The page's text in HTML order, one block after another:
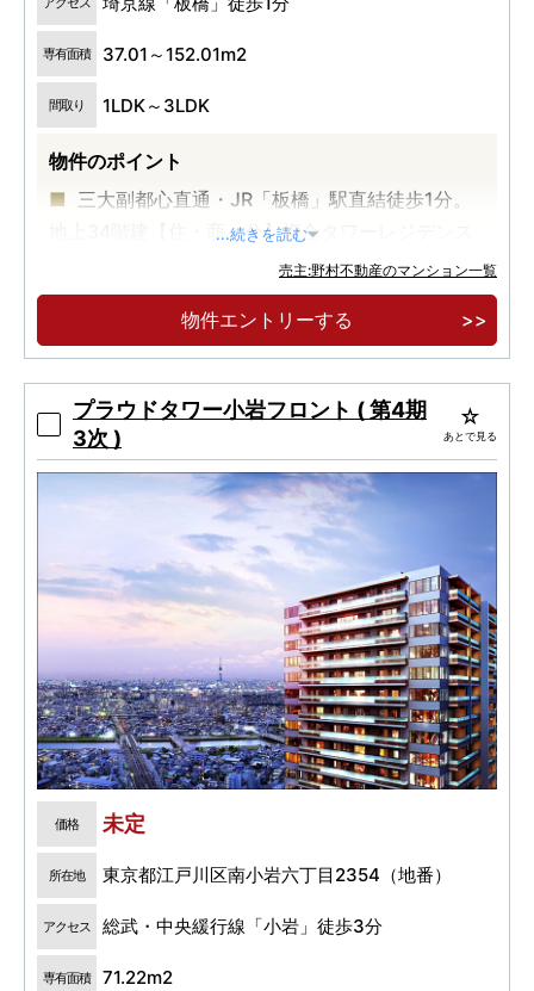
専有面積 37.01～152.01m2
間取り 1LDK～3LDK
物件のポイント
三大副都心直通・JR「板橋」駅直結徒歩1分。
地上34階建【住・商・公】複合タワーレジデンス
物件エントリー受付開始。エントリ者ー様専用
ページにて限定コンテンツ公開中。
各階ごみ置場・内廊下など、上質なタワーライ
...続きを読む
売主:野村不動産のマンション一覧
物件エントリーする
プラウドタワー小岩フロント ( 第4期
3次 )
あとで見る
価格 未定
所在地 東京都江戸川区南小岩六丁目2354（地番）
アクセス 総武・中央緩行線「小岩」徒歩3分
専有面積 71.22m2